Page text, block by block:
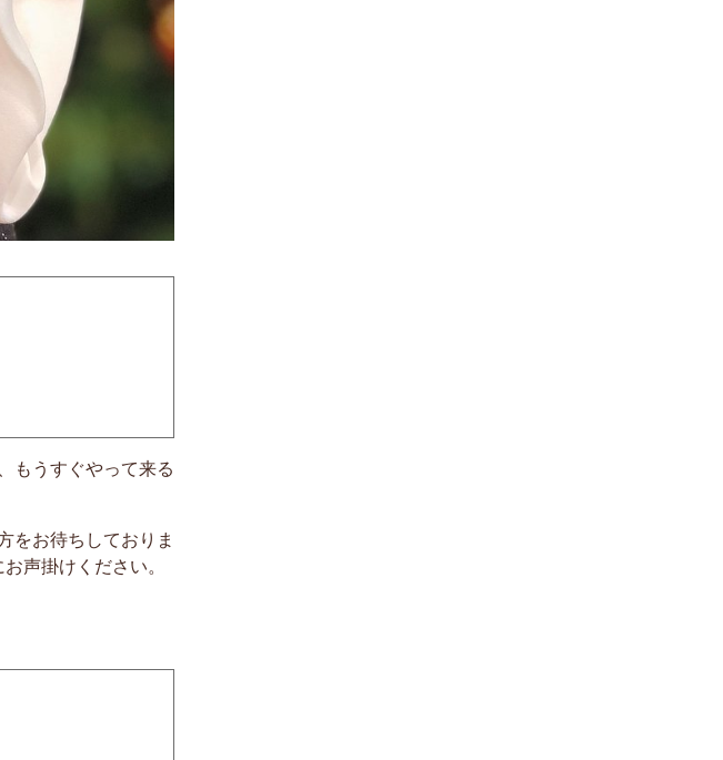
もうすぐやって来る
をお待ちしておりま
声掛けください。